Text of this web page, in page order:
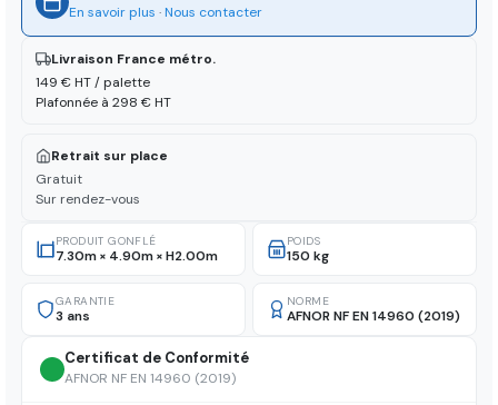
En savoir plus · Nous contacter
Livraison France métro.
149 € HT / palette
Plafonnée à 298 € HT
Retrait sur place
Gratuit
Sur rendez-vous
PRODUIT GONFLÉ
7.30m × 4.90m × H2.00m
POIDS
150 kg
GARANTIE
3 ans
NORME
AFNOR NF EN 14960 (2019)
Certificat de Conformité
AFNOR NF EN 14960 (2019)